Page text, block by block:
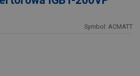
Symbol: ACMATT